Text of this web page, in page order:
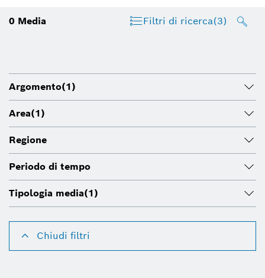
0 Media Filtri di ricerca(3)
Argomento(1)
Area(1)
Regione
Periodo di tempo
Tipologia media(1)
Chiudi filtri